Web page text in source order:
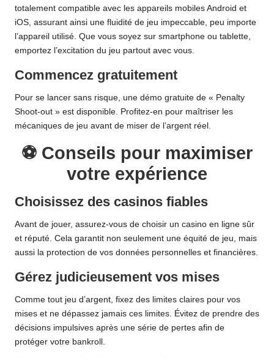
totalement compatible avec les appareils mobiles Android et
iOS, assurant ainsi une fluidité de jeu impeccable, peu importe
l’appareil utilisé. Que vous soyez sur smartphone ou tablette,
emportez l’excitation du jeu partout avec vous.
Commencez gratuitement
Pour se lancer sans risque, une démo gratuite de « Penalty
Shoot-out » est disponible. Profitez-en pour maîtriser les
mécaniques de jeu avant de miser de l’argent réel.
⚽ Conseils pour maximiser
votre expérience
Choisissez des casinos fiables
Avant de jouer, assurez-vous de choisir un casino en ligne sûr
et réputé. Cela garantit non seulement une équité de jeu, mais
aussi la protection de vos données personnelles et financières.
Gérez judicieusement vos mises
Comme tout jeu d’argent, fixez des limites claires pour vos
mises et ne dépassez jamais ces limites. Évitez de prendre des
décisions impulsives après une série de pertes afin de
protéger votre bankroll.